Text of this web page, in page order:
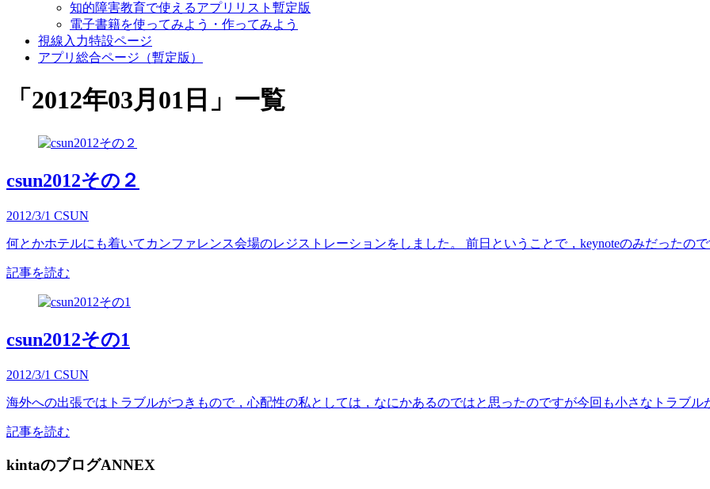
知的障害教育で使えるアプリリスト暫定版
電子書籍を使ってみよう・作ってみよう
視線入力特設ページ
アプリ総合ページ（暫定版）
「 2012年03月01日 」 一覧
csun2012その２
2012/3/1 CSUN
何とかホテルにも着いてカンファレンス会場のレジストレーションをしました。 前日ということで，keynoteのみだったの
記事を読む
csun2012その1
2012/3/1 CSUN
海外への出張ではトラブルがつきもので，心配性の私としては，なにかあるのではと思ったのですが今回も小さなトラブル
記事を読む
kintaのブログANNEX